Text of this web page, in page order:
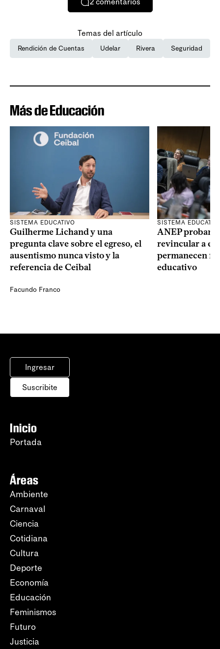
Temas del artículo
Rendición de Cuentas Udelar Rivera Seguridad
Más de Educación
SISTEMA EDUCATIVO
Guilherme Lichand y una
pregunta clave sobre el egreso, el
ausentismo nunca visto y la
referencia de Ceibal
Facundo Franco
SISTEMA
ANEP probará
revincular a
permanecen
educativo
Ingresar
Suscribite
Inicio
Portada
Áreas
Ambiente
Carnaval
Ciencia
Cotidiana
Cultura
Deporte
Economía
Educación
Feminismos
Futuro
Justicia